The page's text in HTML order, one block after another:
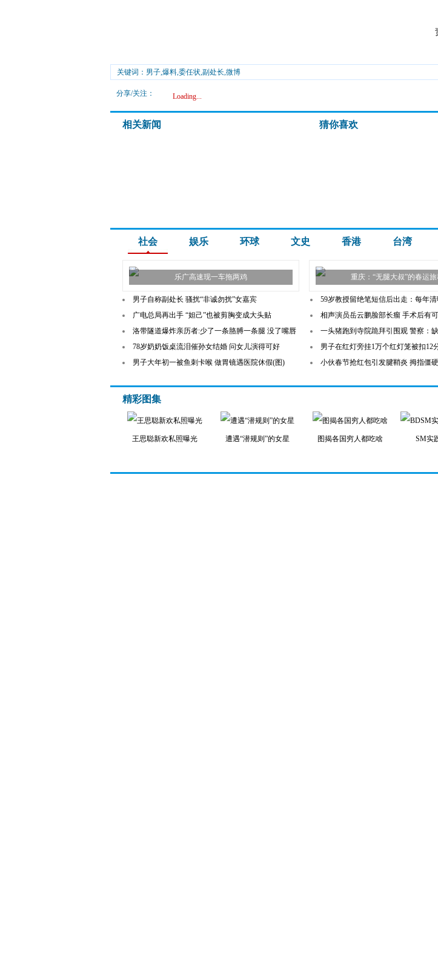
关键词：男子,爆料,委任状,副处长,微博
分享/关注： Loading...
相关新闻 猜你喜欢
社会 娱乐 环球 文史 香港 台湾
乐广高速现一车拖两鸡 重庆：“无腿大叔”的春运旅
男子自称副处长 骚扰“非诚勿扰”女嘉宾
广电总局再出手 “妲己”也被剪胸变成大头贴
洛带隧道爆炸亲历者:少了一条胳膊一条腿 没了嘴唇
78岁奶奶饭桌流泪催孙女结婚 问女儿演得可好
男子大年初一被鱼刺卡喉 做胃镜遇医院休假(图)
59岁教授留绝笔短信后出走：每年
相声演员岳云鹏脸部长瘤 手术后有
一头猪跑到寺院跪拜引围观 警察：
男子在红灯旁挂1万个红灯笼被扣12
小伙春节抢红包引发腱鞘炎 拇指僵
精彩图集
王思聪新欢私照曝光 遭遇“潜规则”的女星 图揭各国穷人都吃啥 SM实